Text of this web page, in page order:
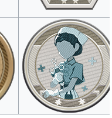
140042008400
经WIKI编辑组测试，单
3<br>数据仅供参考，如有错误
24 72 144
芳香余韵：回香后短时间内未受
数（次）经WIKI编辑组测试，单
3<br>数据仅供参考，如有错误
6 32 96 192
追逐桥段：利用套索协助队友与
开距离（米）经WIKI编辑组测试
限为16<br>数据仅供参考，如有